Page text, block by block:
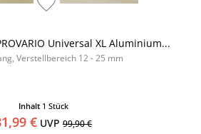
Universal XL Aluminium...
Verstellbereich 12 - 25 mm
Inhalt 1 Stück
€ UVP 99,90 €